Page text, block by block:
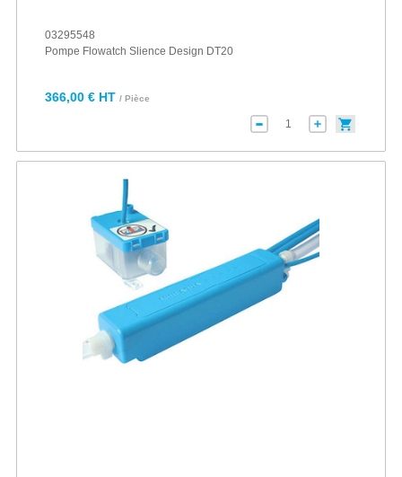
03295548
Pompe Flowatch Slience Design DT20
366,00 € HT / Pièce